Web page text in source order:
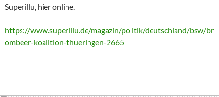
Superillu, hier online.
https://www.superillu.de/magazin/politik/deutschland/bsw/br
ombeer-koalition-thueringen-2665